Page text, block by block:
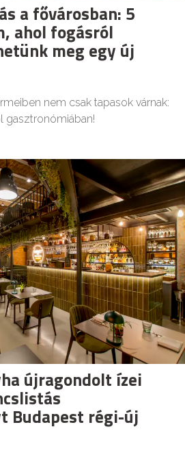
a fővárosban: 5
ahol fogásról
meg egy új
nem csak tapasok várnak:
gasztronómiában!
újragondolt ízei
Budapest régi-új